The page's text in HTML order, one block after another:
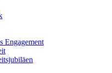
Engagement